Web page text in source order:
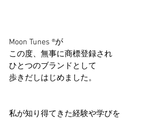
Moon Tunes ®が
この度、無事に商標登録され
ひとつのブランドとして
歩きだしはじめました。
私が知り得てきた経験や学びを